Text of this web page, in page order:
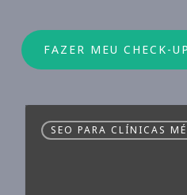
FAZER MEU CHECK-
Hiperlocal
SEO PARA CLÍNICAS